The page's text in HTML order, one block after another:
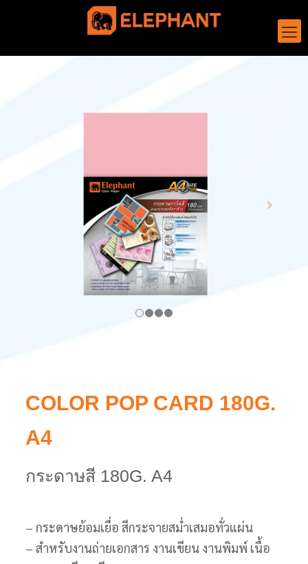
COLOR POP CARD 180G.
A4
กระดาษสี 180G. A4
– กระดาษย้อมเยื่อ สีกระจายสม่ำเสมอทั่วแผ่น
– สำหรับงานถ่ายเอกสาร งานเขียน งานพิมพ์ เนื้อ